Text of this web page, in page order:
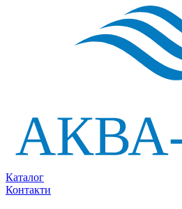
Каталог
Контакти